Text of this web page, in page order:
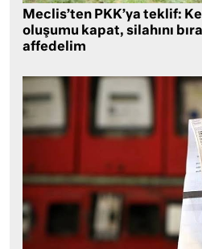
Meclis’ten PKK’ya teklif:
oluşumu kapat, silahını
affedelim